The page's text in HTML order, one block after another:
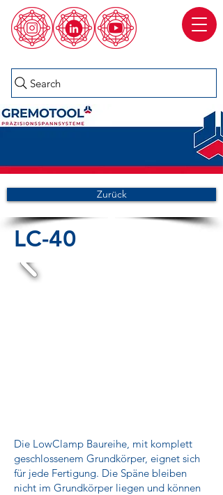
Search
Zurück
LC-40
Die LowClamp Baureihe, mit komplett
geschlossenem Grundkörper, eignet sich
für jede Fertigung. Die Späne bleiben
nicht im Grundkörper liegen und können